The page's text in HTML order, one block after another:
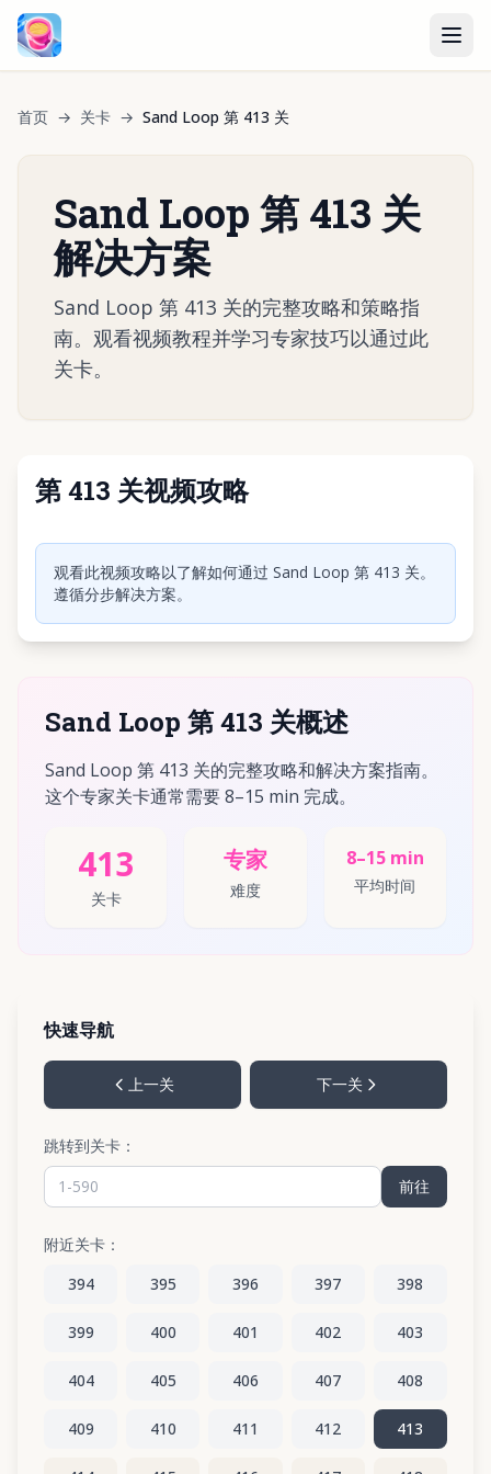
首页 → 关卡 → Sand Loop 第 413 关
Sand Loop 第 413 关
解决方案
Sand Loop 第 413 关的完整攻略和策略指
南。观看视频教程并学习专家技巧以通过此
关卡。
第 413 关视频攻略
点击播放视频
观看此视频攻略以了解如何通过 Sand Loop 第 413 关。
遵循分步解决方案。
Sand Loop 第 413 关概述
Sand Loop 第 413 关的完整攻略和解决方案指南。
这个专家关卡通常需要 8–15 min 完成。
413
关卡
专家
难度
8–15 min
平均时间
快速导航
上一关 下一关
跳转到关卡：
前往
附近关卡：
394
395 396 397 398
399 400 401 402 403
404 405 406 407 408
409 410 411 412 413